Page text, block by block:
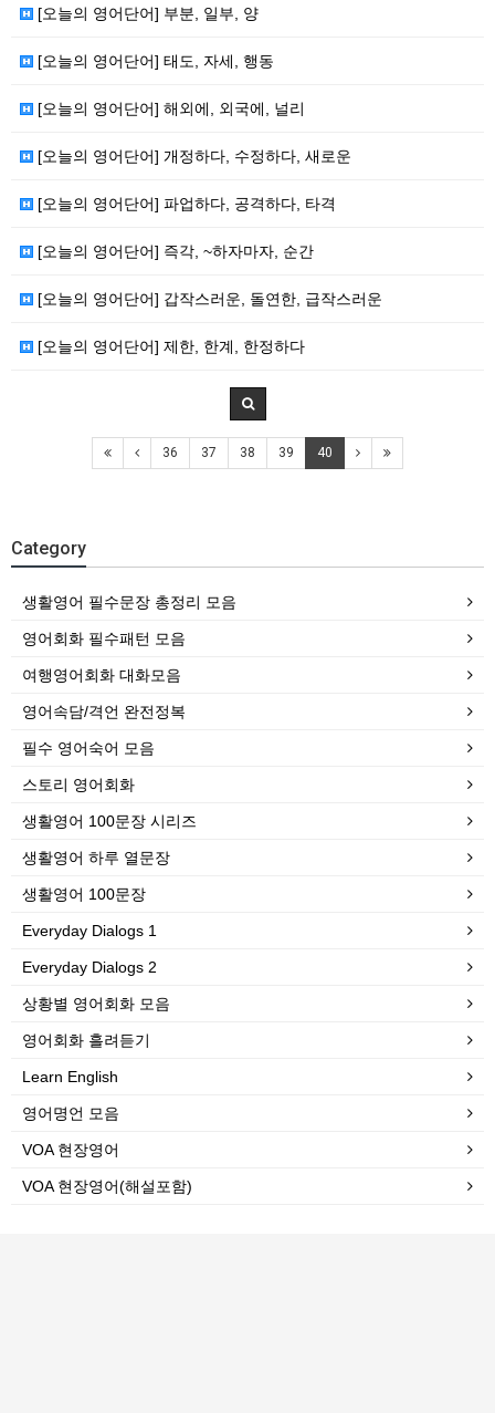
[오늘의 영어단어] 부분, 일부, 양
[오늘의 영어단어] 태도, 자세, 행동
[오늘의 영어단어] 해외에, 외국에, 널리
[오늘의 영어단어] 개정하다, 수정하다, 새로운
[오늘의 영어단어] 파업하다, 공격하다, 타격
[오늘의 영어단어] 즉각, ~하자마자, 순간
[오늘의 영어단어] 갑작스러운, 돌연한, 급작스러운
[오늘의 영어단어] 제한, 한계, 한정하다
36 37 38 39 40
Category
생활영어 필수문장 총정리 모음
영어회화 필수패턴 모음
여행영어회화 대화모음
영어속담/격언 완전정복
필수 영어숙어 모음
스토리 영어회화
생활영어 100문장 시리즈
생활영어 하루 열문장
생활영어 100문장
Everyday Dialogs 1
Everyday Dialogs 2
상황별 영어회화 모음
영어회화 흘려듣기
Learn English
영어명언 모음
VOA 현장영어
VOA 현장영어(해설포함)